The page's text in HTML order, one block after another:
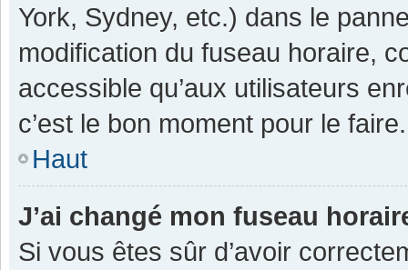
York, Sydney, etc.) dans le
modification du fuseau horaire,
accessible qu’aux utilisateurs
c’est le bon moment pour le faire.
Haut
J’ai changé mon fuseau
Si vous êtes sûr d’avoir